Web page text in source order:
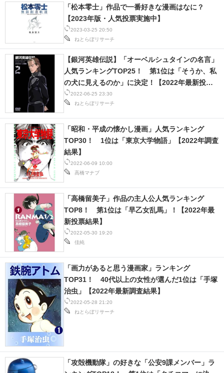
製造業のIT導入・活用を支援
モノづくり技術者専門サイト
エレクトロニクス専門サイト
電子設計の基本と応用
エネルギーの専門メディア
建設×テクノロジーの最前線
ちょっと気になるネットの話題
2023-03-25 20:50
ねとらぼリサーチ
「松本零士」作品で一番好きな漫画はなに？
【2023年版・人気投票実施中】
2022-06-25 23:30
ねとらぼリサーチ
【銀河英雄伝説】「オーベルシュタインの名言」
人気ランキングTOP25！ 第1位は「そうか、私
の犬に見えるのか」に決定！【2022年最新投票
結果】
2022-06-09 10:00
高橋マナブ
「昭和・平成の懐かし漫画」人気ランキング
TOP30！ 1位は「東京大学物語」【2022年調査
結果】
2022-05-30 19:20
佳純
「高橋留美子」作品の主人公人気ランキング
TOP8！ 第1位は「早乙女乱馬」！【2022年最
新投票結果】
2022-05-28 21:20
ねとらぼリサーチ
「画力があると思う漫画家」ランキング
TOP31！ 40代以上の女性が選んだ1位は「手塚
治虫」【2022年最新調査結果】
「攻殻機動隊」の好きな「公安9課メンバー」ラ